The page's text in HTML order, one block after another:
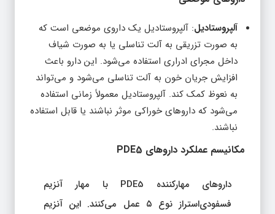
آلپروستادیل: آلپروستادیل یک داروی موضعی است که
به صورت تزریقی به آلت تناسلی یا به صورت شیاف
داخل مجرای ادراری استفاده می‌شود. این دارو باعث
افزایش جریان خون به آلت تناسلی می‌شود و می‌تواند
به نعوظ کمک کند. آلپروستادیل معمولاً زمانی استفاده
می‌شود که داروهای خوراکی موثر نباشند یا قابل استفاده
نباشند.
مکانیسم عملکرد داروهای PDE5
داروهای مهارکننده PDE5 با مهار آنزیم
فسفودی‌استراز نوع ۵ عمل می‌کنند. این آنزیم